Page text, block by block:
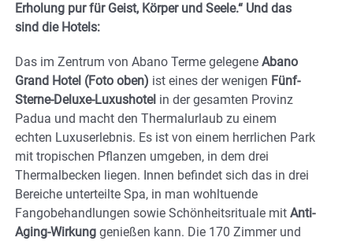
Erholung pur für Geist, Körper und Seele.“ Und das
sind die Hotels:
Das im Zentrum von Abano Terme gelegene Abano
Grand Hotel (Foto oben) ist eines der wenigen Fünf-
Sterne-Deluxe-Luxushotel in der gesamten Provinz
Padua und macht den Thermalurlaub zu einem
echten Luxuserlebnis. Es ist von einem herrlichen Park
mit tropischen Pflanzen umgeben, in dem drei
Thermalbecken liegen. Innen befindet sich das in drei
Bereiche unterteilte Spa, in man wohltuende
Fangobehandlungen sowie Schönheitsrituale mit Anti-
Aging-Wirkung genießen kann. Die 170 Zimmer und